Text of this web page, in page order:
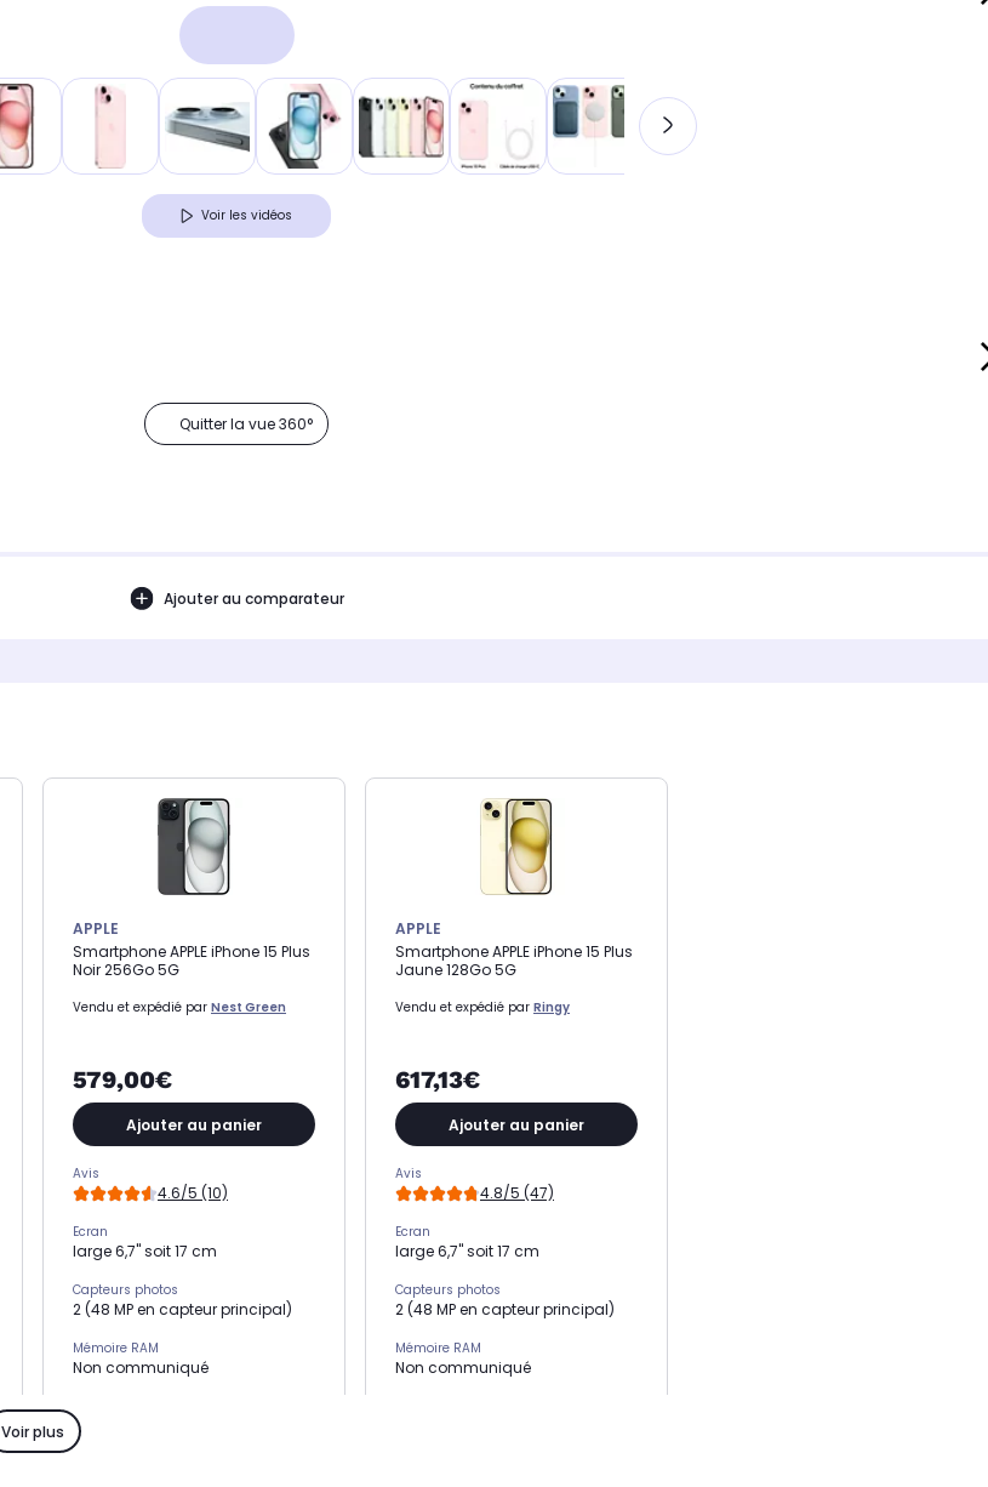
Voir les vidéos
Quitter la vue 360°
Ajouter au comparateur
APPLE
Smartphone APPLE iPhone 15 Plus
Noir 256Go 5G
Vendu et expédié par Nest Green
579,00€
Ajouter au panier
Avis
4.6/5 (10)
Ecran
large 6,7" soit 17 cm
Capteurs photos
2 (48 MP en capteur principal)
Mémoire RAM
Non communiqué
Puce A16 Bionic
APPLE
Smartphone APPLE iPhone 15 Plus
Jaune 128Go 5G
Vendu et expédié par Ringy
617,13€
Ajouter au panier
Avis
4.8/5 (47)
Ecran
large 6,7" soit 17 cm
Capteurs photos
2 (48 MP en capteur principal)
Mémoire RAM
Non communiqué
Voir plus